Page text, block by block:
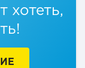
хотеть,